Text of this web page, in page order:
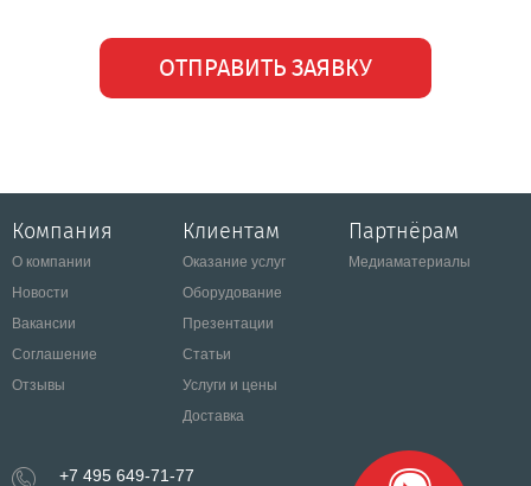
ОТПРАВИТЬ ЗАЯВКУ
Компания
О компании
Новости
Вакансии
Соглашение
Отзывы
Клиентам
Оказание услуг
Оборудование
Презентации
Статьи
Услуги и цены
Доставка
Партнёрам
Медиаматериалы
+7 495 649-71-77